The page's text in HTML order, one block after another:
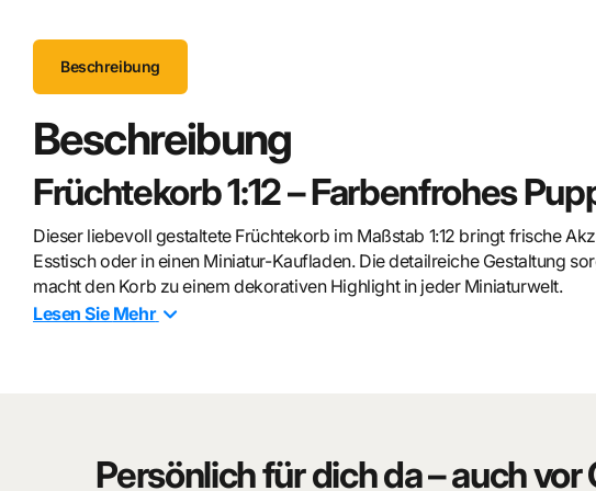
Beschreibung
Beschreibung
Früchtekorb 1:12 – Farbenfrohes
Dieser liebevoll gestaltete Früchtekorb im Maßstab 1:12 bringt frische
Esstisch oder in einen Miniatur-Kaufladen. Die detailreiche Gestaltung
macht den Korb zu einem dekorativen Highlight in jeder Miniaturwelt.
verleiht jeder Szene Leben und Natürlichkeit.
Lesen Sie Mehr
Persönlich für dich da – auch vor